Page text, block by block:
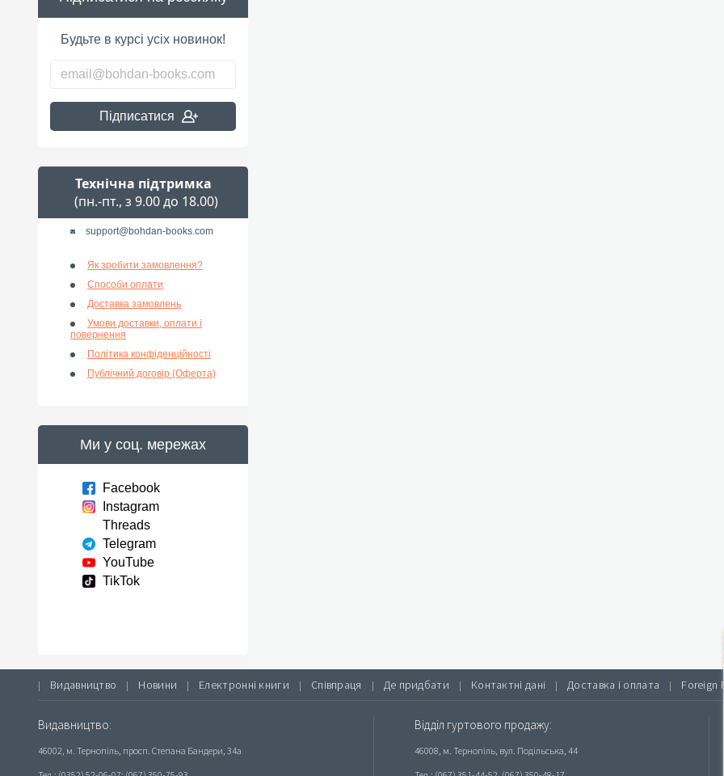
Будьте в курсі усіх новинок!
Підписатися
Технічна підтримка
(пн.-пт., з 9.00 до 18.00)
support@bohdan-books.com
Як зробити замовлення?
Способи оплати
Доставка замовлень
Умови доставки, оплати і
повернення
Політика конфіденційності
Публічний договір (Оферта)
Ми у соц. мережах
Facebook
Instagram
Threads
Telegram
YouTube
TikTok
| Видавництво | Новини | Електронні книги | Співпраця | Де придбати | Контактні дані | Доставка і оплата | Foreign
Видавництво:
46002, м. Тернопіль, просп. Степана Бандери, 34а
Відділ гуртового продажу:
46008, м. Тернопіль, вул. Подільська, 44